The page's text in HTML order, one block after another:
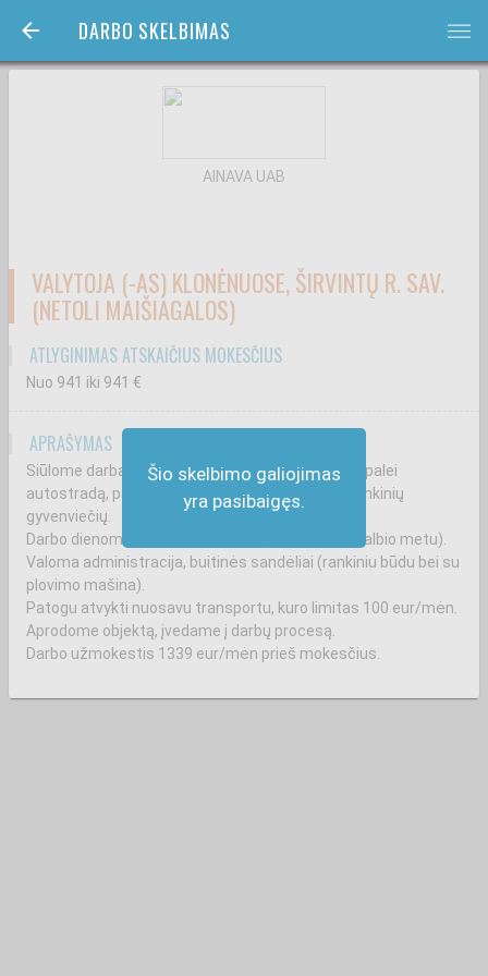
DARBO SKELBIMAS bars
Šio skelbimo galiojimas
yra pasibaigęs.
AINAVA UAB
VALYTOJA (-AS) KLONĖNUOSE, ŠIRVINTŲ R. SAV.
(NETOLI MAIŠIAGALOS)
ATLYGINIMAS ATSKAIČIUS MOKESČIUS
Nuo 941 iki 941 €
APRAŠYMAS
Siūlome darbą Valytojai (-ui), Klonėnai, Širvintų r., palei
autostradą, patogu iš Maišiagalos, Širvintų ir aplinkinių
gyvenviečių.
Darbo dienomis nuo 7 ar 8 val ryto (derinama pokalbio metu).
Valoma administracija, buitinės sandėliai (rankiniu būdu bei su
plovimo mašina).
Patogu atvykti nuosavu transportu, kuro limitas 100 eur/mėn.
Aprodome objektą, įvedame į darbų procesą.
Darbo užmokestis 1339 eur/mėn prieš mokesčius.